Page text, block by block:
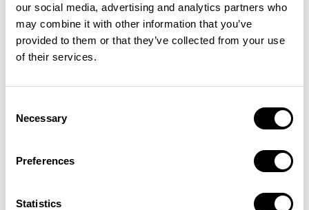
our social media, advertising and analytics partners who
may combine it with other information that you’ve
provided to them or that they’ve collected from your use
of their services.
Selection
Necessary
Preferences
Statistics